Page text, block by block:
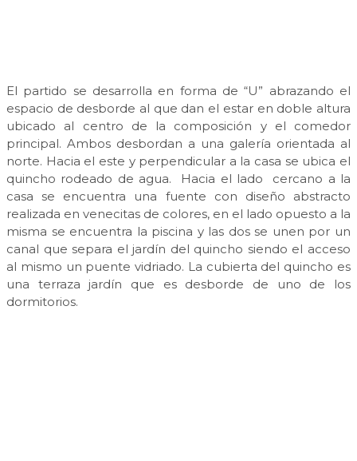
El partido se desarrolla en forma de “U” abrazando el
espacio de desborde al que dan el estar en doble altura
ubicado al centro de la composición y el comedor
principal. Ambos desbordan a una galería orientada al
norte. Hacia el este y perpendicular a la casa se ubica el
quincho rodeado de agua. Hacia el lado cercano a la
casa se encuentra una fuente con diseño abstracto
realizada en venecitas de colores, en el lado opuesto a la
misma se encuentra la piscina y las dos se unen por un
canal que separa el jardín del quincho siendo el acceso
al mismo un puente vidriado. La cubierta del quincho es
una terraza jardín que es desborde de uno de los
dormitorios.